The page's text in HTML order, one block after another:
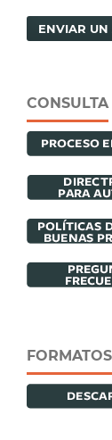
ENVIAR UN
CONSULTA